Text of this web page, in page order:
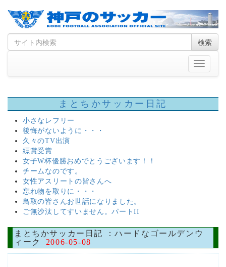
Skip
to
Search
for
検索
Toggle
まとちかサッカー日記
小さなレフリー
後悔がないように・・・
久々のTV出演
縹賞受賞
女子W杯優勝おめでとうございます！！
チームなのです。
女性アスリートの皆さんへ
忘れ物を取りに・・・
鳥取の皆さんお世話になりました。
ご無沙汰してすいません。パートII
まとちかサッカー日記 ：ハードなゴールデンウ
ィーク
2006-05-08